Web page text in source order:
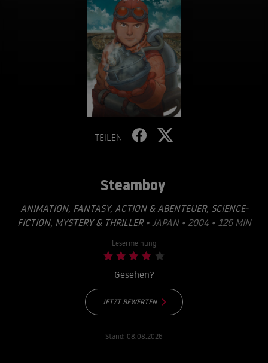
TEILEN
Steamboy
ANIMATION, FANTASY, ACTION & ABENTEUER, SCIENCE-
FICTION, MYSTERY & THRILLER• JAPAN • 2004 • 126 MIN
Lesermeinung
Gesehen?
JETZT BEWERTEN
Stand: 08.08.2026